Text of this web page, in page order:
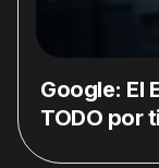
Google: El
TODO por ti